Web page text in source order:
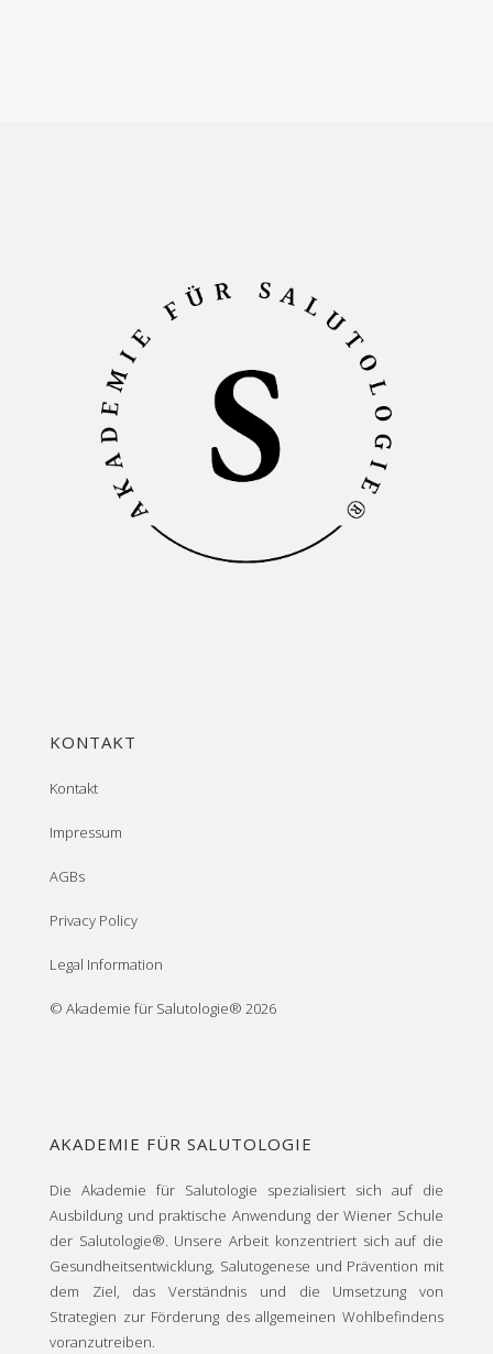
KONTAKT
Kontakt
Impressum
AGBs
Privacy Policy
Legal Information
© Akademie für Salutologie® 2026
AKADEMIE FÜR SALUTOLOGIE
Die Akademie für Salutologie spezialisiert sich auf die
Ausbildung und praktische Anwendung der Wiener Schule
der Salutologie®. Unsere Arbeit konzentriert sich auf die
Gesundheitsentwicklung, Salutogenese und Prävention mit
dem Ziel, das Verständnis und die Umsetzung von
Strategien zur Förderung des allgemeinen Wohlbefindens
voranzutreiben.